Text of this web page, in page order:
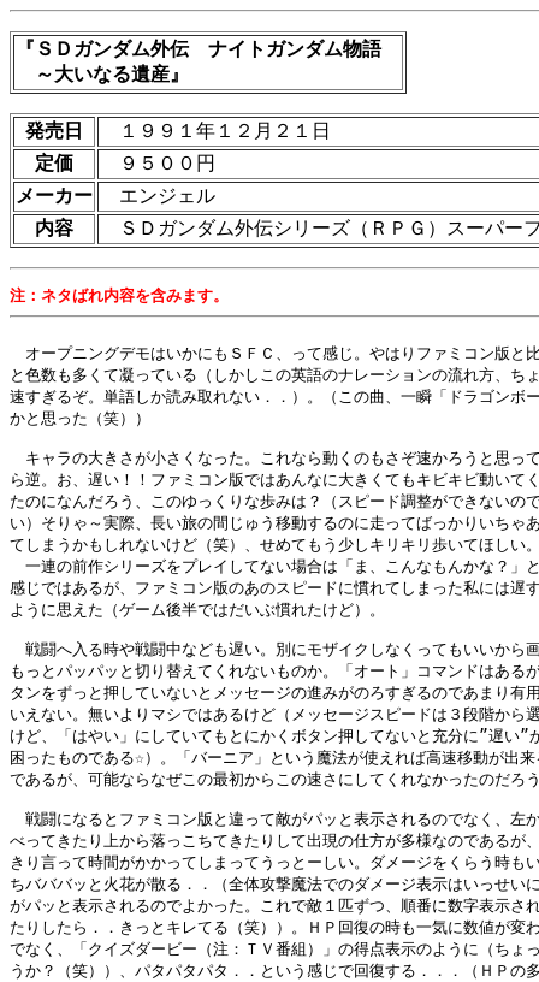
『ＳＤガンダム外伝 ナイトガンダム物語
～大いなる遺産』
発売日
１９９１年１２月２１日
定価
９５００円
メーカー
エンジェル
内容
ＳＤガンダム外伝シリーズ（ＲＰＧ）スーパー
注：ネタばれ内容を含みます。
オープニングデモはいかにもＳＦＣ、って感じ。やはりファミコン版と
と色数も多くて凝っている（しかしこの英語のナレーションの流れ方、ち
速すぎるぞ。単語しか読み取れない．．）。（この曲、一瞬「ドラゴンボ
かと思った（笑））
キャラの大きさが小さくなった。これなら動くのもさぞ速かろうと思っ
ら逆。お、遅い！！ファミコン版ではあんなに大きくてもキビキビ動いて
たのになんだろう、このゆっくりな歩みは？（スピード調整ができないの
い）そりゃ～実際、長い旅の間じゅう移動するのに走ってばっかりいちゃ
てしまうかもしれないけど（笑）、せめてもう少しキリキリ歩いてほしい
一連の前作シリーズをプレイしてない場合は「ま、こんなもんかな？」
感じではあるが、ファミコン版のあのスピードに慣れてしまった私には遅
ように思えた（ゲーム後半ではだいぶ慣れたけど）。
戦闘へ入る時や戦闘中なども遅い。別にモザイクしなくってもいいから
もっとパッパッと切り替えてくれないものか。「オート」コマンドはある
タンをずっと押していないとメッセージの進みがのろすぎるのであまり有
いえない。無いよりマシではあるけど（メッセージスピードは３段階から
けど、「はやい」にしていてもとにかくボタン押してないと充分に”遅い”
困ったものである☆）。「バーニア」という魔法が使えれば高速移動が出来
であるが、可能ならなぜこの最初からこの速さにしてくれなかったのだろ
戦闘になるとファミコン版と違って敵がパッと表示されるのでなく、左
べってきたり上から落っこちてきたりして出現の仕方が多様なのであるが
きり言って時間がかかってしまってうっとーしい。ダメージをくらう時も
ちバババッと火花が散る．．（全体攻撃魔法でのダメージ表示はいっせい
がパッと表示されるのでよかった。これで敵１匹ずつ、順番に数字表示さ
たりしたら．．きっとキレてる（笑））。ＨＰ回復の時も一気に数値が変
でなく、「クイズダービー（注：ＴＶ番組）」の得点表示のように（ちょ
うか？（笑））、パタパタパタ．．という感じで回復する．．．（ＨＰの